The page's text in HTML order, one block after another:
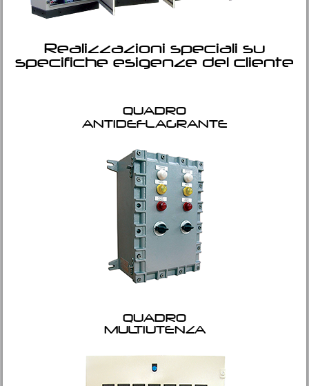
Realizzazioni speciali su
specifiche esigenze del cliente
QUADRO
ANTIDEFLAGRANTE
QUADRO
MULTIUTENZA